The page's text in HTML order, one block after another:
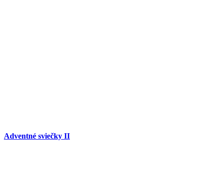
Adventné sviečky II